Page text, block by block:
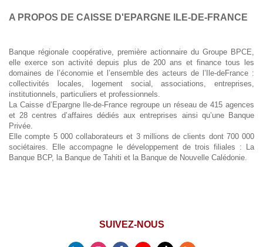
A PROPOS DE CAISSE D'EPARGNE ILE-DE-FRANCE
Banque régionale coopérative, première actionnaire du Groupe BPCE,
elle exerce son activité depuis plus de 200 ans et finance tous les
domaines de l’économie et l’ensemble des acteurs de l’Ile-deFrance :
collectivités locales, logement social, associations, entreprises,
institutionnels, particuliers et professionnels.
La Caisse d’Epargne Ile-de-France regroupe un réseau de 415 agences
et 28 centres d’affaires dédiés aux entreprises ainsi qu’une Banque
Privée.
Elle compte 5 000 collaborateurs et 3 millions de clients dont 700 000
sociétaires. Elle accompagne le développement de trois filiales : La
Banque BCP, la Banque de Tahiti et la Banque de Nouvelle Calédonie.
SUIVEZ-NOUS